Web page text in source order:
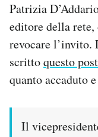
PODCAST
NEWSLETTER
Patrizia
editore della
revocare l’invito.
scrittoquesto post
quanto accaduto
Il